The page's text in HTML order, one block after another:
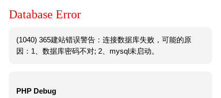
Database Error
(1040) 365建站错误警告：连接数据库失败，可能的原
因：1、数据库密码不对; 2、mysql未启动。
PHP Debug